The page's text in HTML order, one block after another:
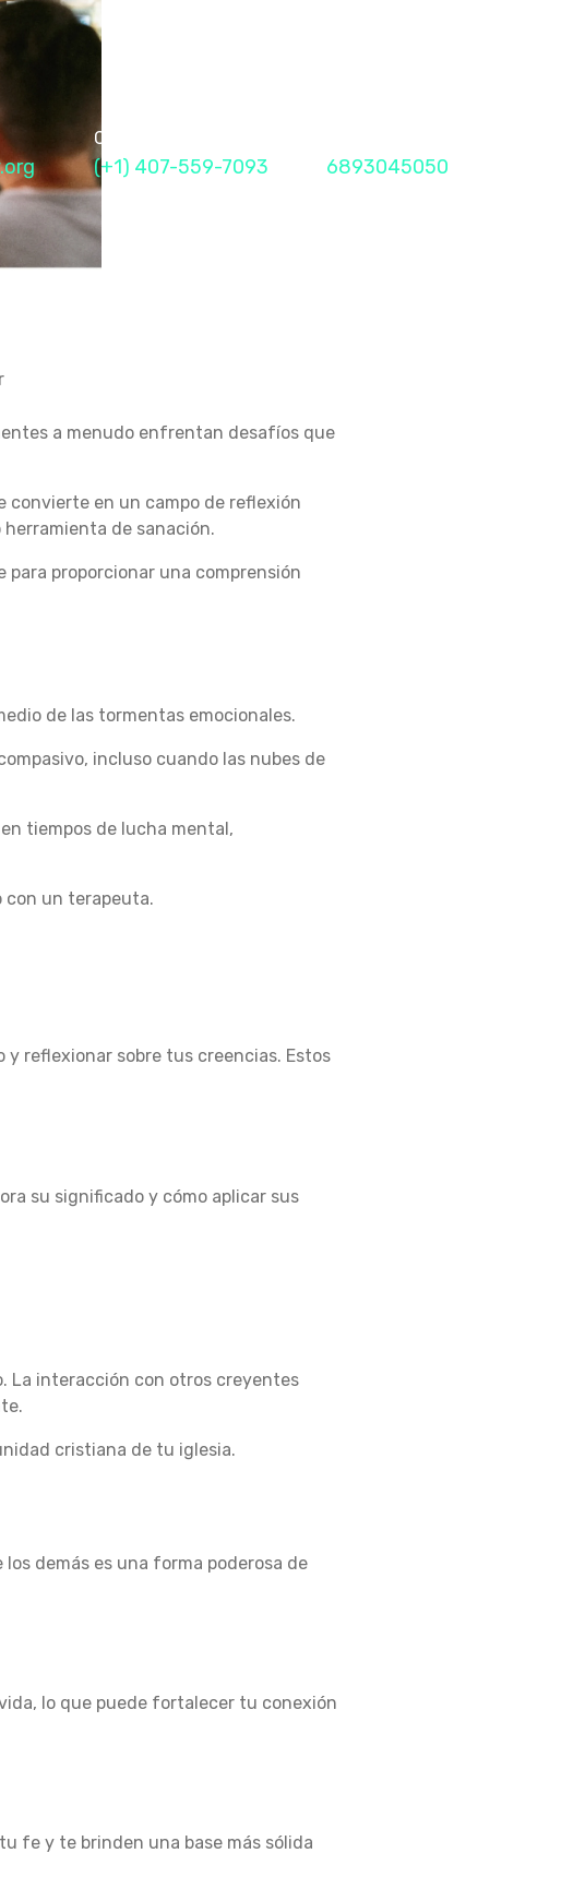
Call Me Now
(+1) 407-559-7093 6893045050
a menudo enfrentan desafíos que
convierte en un campo de reflexión
de sanación.
para proporcionar una comprensión
de las tormentas emocionales.
incluso cuando las nubes de
tiempos de lucha mental,
con un terapeuta.
reflexionar sobre tus creencias. Estos
su significado y cómo aplicar sus
La interacción con otros creyentes
cristiana de tu iglesia.
demás es una forma poderosa de
lo que puede fortalecer tu conexión
fe y te brinden una base más sólida